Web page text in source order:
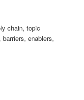
chain, topic
enablers,